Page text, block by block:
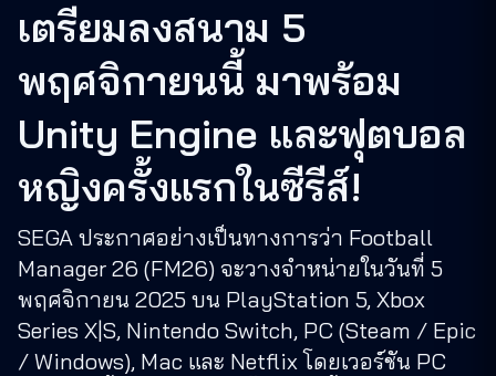
เตรียมลงสนาม 5
พฤศจิกายนนี้ มาพร้อม
Unity Engine และฟุตบอล
หญิงครั้งแรกในซีรีส์!
SEGA ประกาศอย่างเป็นทางการว่า Football
Manager 26 (FM26) จะวางจำหน่ายในวันที่ 5
พฤศจิกายน 2025 บน PlayStation 5, Xbox
Series X|S, Nintendo Switch, PC (Steam / Epic
/ Windows), Mac และ Netflix โดยเวอร์ชัน PC